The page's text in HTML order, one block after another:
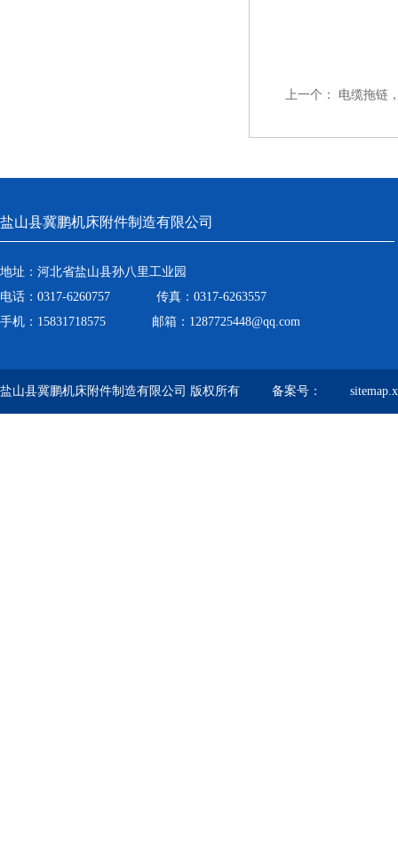
上一个： 电缆拖链
盐山县冀鹏机床附件制造有限公司
地址：河北省盐山县孙八里工业园
电话：0317-6260757 传真：0317-6263557
手机：15831718575 邮箱：1287725448@qq.com
盐山县冀鹏机床附件制造有限公司 版权所有 备案号：